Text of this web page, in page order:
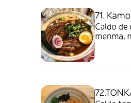
71.
Caldo de
menma,